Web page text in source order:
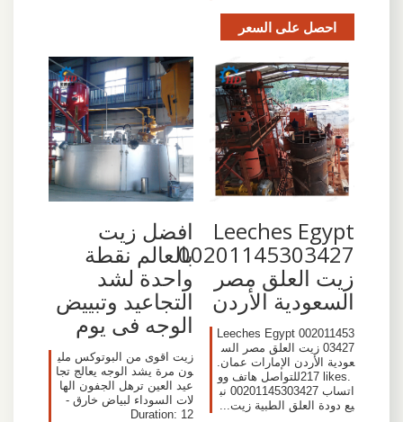
احصل على السعر
‫Leeches Egypt
00201145303427
زيت العلق مصر
السعودية الأردن
‎Leeches Egypt 002011453
03427 زيت العلق مصر الس
217 likes. ‎للتواصل هاتف وو
اتساب 00201145303427 نب
يع دودة العلق الطبية زيت...
‫افضل زيت
بالعالم نقطة
واحدة لشد
التجاعيد وتبييض
الوجه فى يوم
زيت اقوى من البوتوكس ملي
ون مرة يشد الوجه يعالج تجا
عيد العين ترهل الجفون الها
لات السوداء لبياض خارق -
Duration: 12